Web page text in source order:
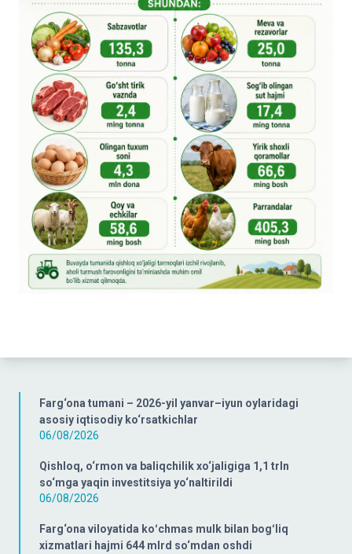
Farg‘ona tumani – 2026-yil yanvar–iyun oylaridagi
asosiy iqtisodiy ko‘rsatkichlar
06/08/2026
Qishloq, o‘rmon va baliqchilik xo‘jaligiga 1,1 trln
so‘mga yaqin investitsiya yo‘naltirildi
06/08/2026
Farg‘ona viloyatida koʻchmas mulk bilan bogʻliq
xizmatlari hajmi 644 mlrd so‘mdan oshdi